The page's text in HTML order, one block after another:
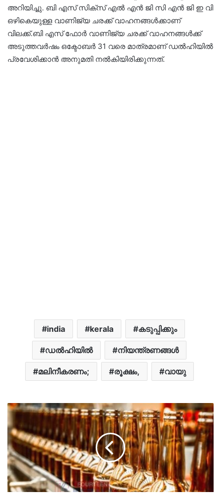
അറിയിച്ചു. ബി എസ് സിക്സ് എൽ എൻ ജി സി എൻ ജി ഇ വി
ഒഴികെയുള്ള വാണിജ്യ ചരക്ക് വാഹനങ്ങൾക്കാണ്
വിലക്ക്.ബി എസ് ഫോർ വാണിജ്യ ചരക്ക് വാഹനങ്ങൾക്ക്
അടുത്തവർഷം ഒക്ടോബർ 31 വരെ മാത്രമാണ് ഡൽഹിയിൽ
പ്രവേശിക്കാൻ അനുമതി നൽകിയിരിക്കുന്നത്.
india kerala കടുപ്പിക്കും
ഡൽഹിയിൽ നിയന്ത്രണങ്ങൾ
മലിനീകരണം; രൂക്ഷം, വായു